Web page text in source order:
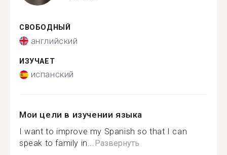
СВОБОДНЫЙ
английский
ИЗУЧАЕТ
испанский
Мои цели в изучении языка
I want to improve my Spanish so that I can
speak to family in...Развернуть